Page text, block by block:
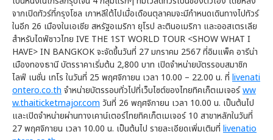
จากเปิดทัวร์ที่กรุงโซล เกาหลีใต้ไปเมื่อเดือนตุลาคมจะมีกำหนดเดินทางไปทัวร์
ในอีก 26 เมืองในเอเชีย สหรัฐอเมริกา ยุโรป ละตินอเมริกา และออสเตรเลีย
สำหรับไดฟ์ชาวไทย IVE THE 1ST WORLD TOUR <SHOW WHAT I
HAVE> IN BANGKOK จะจัดขึ้นวันที่ 27 มกราคม 2567 ที่อิมแพ็ค อารีน่า
เมืองทองธานี บัตรราคาเริ่มต้น 2,800 บาท เปิดจำหน่ายบัตรรอบสมาชิก
ไลฟ์ เนชั่น เทโร ในวันที่ 25 พฤศจิกายน เวลา 10.00 – 22.00 น. ที่ livenati
ontero.co.th จำหน่ายบัตรรอบทั่วไปที่เว็บไซต์ของไทยทิคเก็ตเมเจอร์ww
w.thaiticketmajor.com วันที่ 26 พฤศจิกายน เวลา 10.00 น. เป็นต้นไป
และเปิดจำหน่ายผ่านทางเคาน์เตอร์ไทยทิคเก็ตเมเจอร์ 10 สาขาหลักในวันที่
27 พฤศจิกายน เวลา 10.00 น. เป็นต้นไป รายละเอียดเพิ่มเติมที่ livenatio